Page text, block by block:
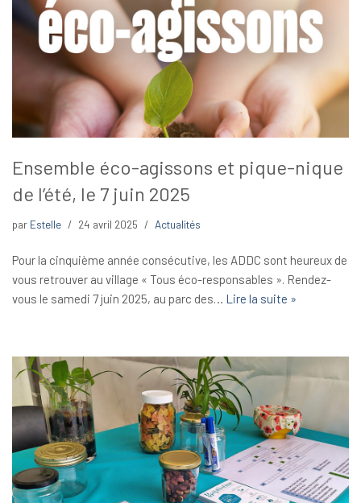
Ensemble éco-agissons et pique-nique
de l’été, le 7 juin 2025
par Estelle 24 avril 2025 Actualités
Pour la cinquième année consécutive, les ADDC sont heureux de
vous retrouver au village « Tous éco-responsables ». Rendez-
vous le samedi 7 juin 2025, au parc des… Lire la suite »